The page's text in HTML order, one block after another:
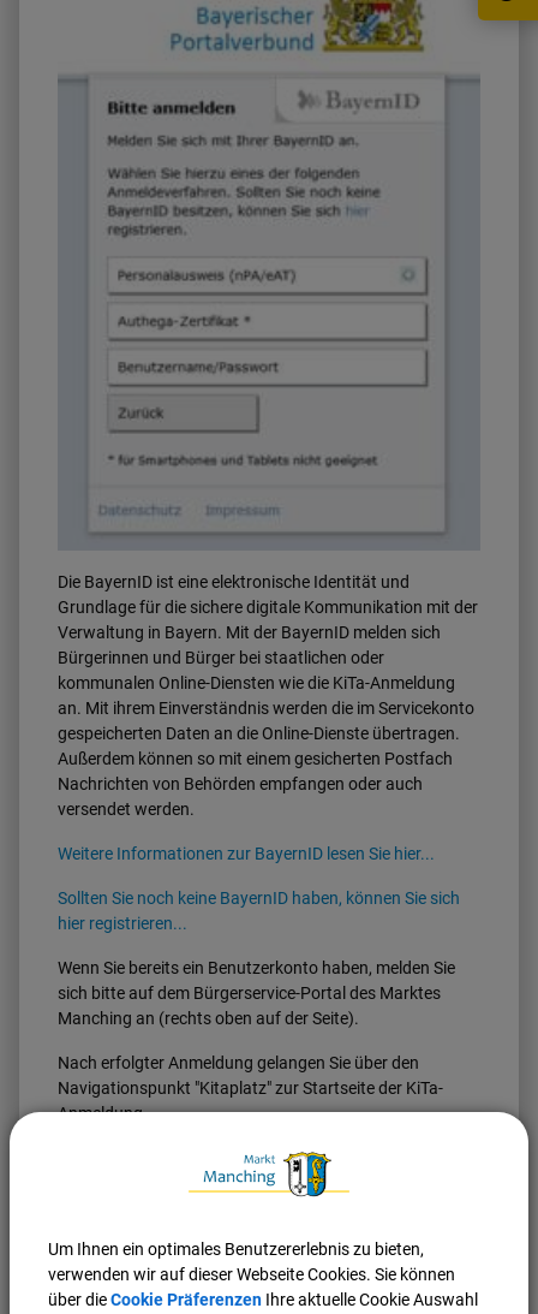
Die BayernID ist eine elektronische Identität und
Grundlage für die sichere digitale Kommunikation mit der
Verwaltung in Bayern. Mit der BayernID melden sich
Bürgerinnen und Bürger bei staatlichen oder
kommunalen Online-Diensten wie die KiTa-Anmeldung
an. Mit ihrem Einverständnis werden die im Servicekonto
gespeicherten Daten an die Online-Dienste übertragen.
Außerdem können so mit einem gesicherten Postfach
Nachrichten von Behörden empfangen oder auch
versendet werden.
Weitere Informationen zur BayernID lesen Sie hier...
Sollten Sie noch keine BayernID haben, können Sie sich
hier registrieren...
Wenn Sie bereits ein Benutzerkonto haben, melden Sie
sich bitte auf dem Bürgerservice-Portal des Marktes
Manching an (rechts oben auf der Seite).
Nach erfolgter Anmeldung gelangen Sie über den
Navigationspunkt "Kitaplatz" zur Startseite der KiTa-
Anmeldung.
Um Ihnen ein optimales Benutzererlebnis zu bieten,
verwenden wir auf dieser Webseite Cookies. Sie können
über dieCookie Präferenzen Ihre aktuelle Cookie Auswahl